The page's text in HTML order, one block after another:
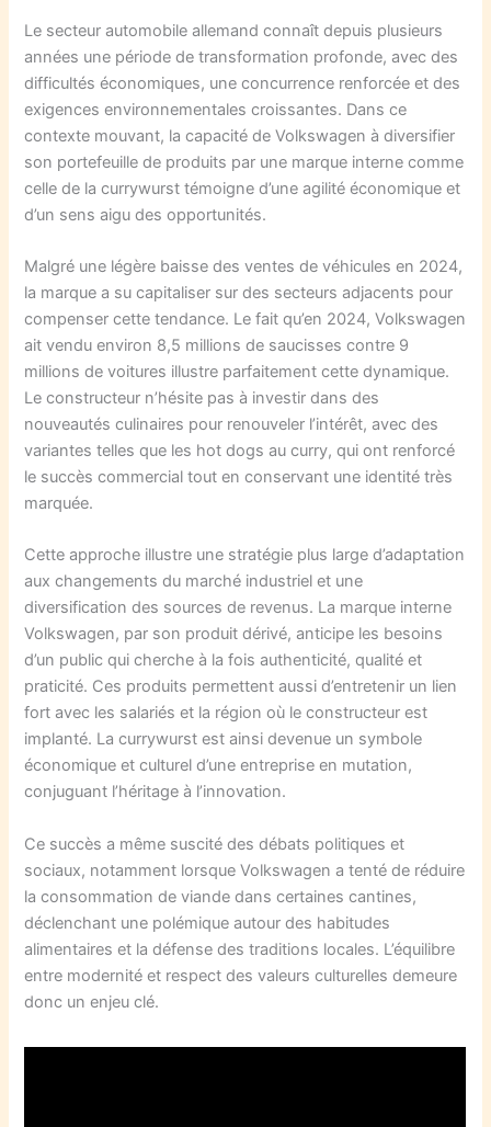
Le secteur automobile allemand connaît depuis plusieurs
années une période de transformation profonde, avec des
difficultés économiques, une concurrence renforcée et des
exigences environnementales croissantes. Dans ce
contexte mouvant, la capacité de Volkswagen à diversifier
son portefeuille de produits par une marque interne comme
celle de la currywurst témoigne d’une agilité économique et
d’un sens aigu des opportunités.
Malgré une légère baisse des ventes de véhicules en 2024,
la marque a su capitaliser sur des secteurs adjacents pour
compenser cette tendance. Le fait qu’en 2024, Volkswagen
ait vendu environ 8,5 millions de saucisses contre 9
millions de voitures illustre parfaitement cette dynamique.
Le constructeur n’hésite pas à investir dans des
nouveautés culinaires pour renouveler l’intérêt, avec des
variantes telles que les hot dogs au curry, qui ont renforcé
le succès commercial tout en conservant une identité très
marquée.
Cette approche illustre une stratégie plus large d’adaptation
aux changements du marché industriel et une
diversification des sources de revenus. La marque interne
Volkswagen, par son produit dérivé, anticipe les besoins
d’un public qui cherche à la fois authenticité, qualité et
praticité. Ces produits permettent aussi d’entretenir un lien
fort avec les salariés et la région où le constructeur est
implanté. La currywurst est ainsi devenue un symbole
économique et culturel d’une entreprise en mutation,
conjuguant l’héritage à l’innovation.
Ce succès a même suscité des débats politiques et
sociaux, notamment lorsque Volkswagen a tenté de réduire
la consommation de viande dans certaines cantines,
déclenchant une polémique autour des habitudes
alimentaires et la défense des traditions locales. L’équilibre
entre modernité et respect des valeurs culturelles demeure
donc un enjeu clé.